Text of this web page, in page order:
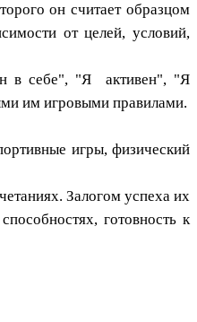
он считает образцом
от целей, условий,
в себе", "Я активен", "Я
им игровыми правилами.
игры, физический
Залогом успеха их
готовность к